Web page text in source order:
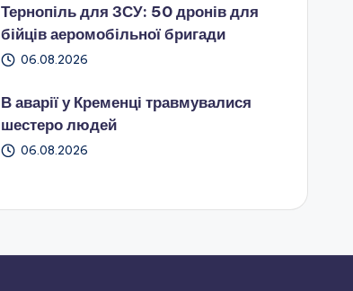
Тернопіль для ЗСУ: 50 дронів для
бійців аеромобільної бригади
06.08.2026
В аварії у Кременці травмувалися
шестеро людей
06.08.2026